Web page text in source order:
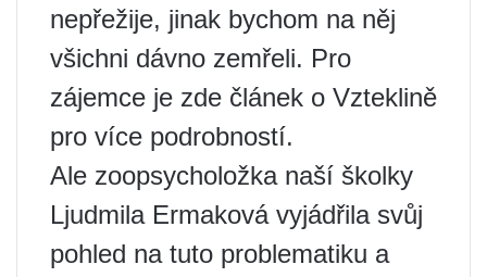
nepřežije, jinak bychom na něj
všichni dávno zemřeli. Pro
zájemce je zde článek o Vzteklině
pro více podrobností.
Ale zoopsycholožka naší školky
Ljudmila Ermaková vyjádřila svůj
pohled na tuto problematiku a